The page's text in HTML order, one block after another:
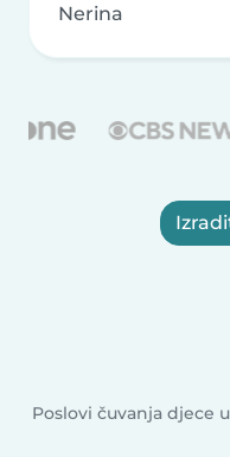
Nerina
Poslovi čuvanja djece